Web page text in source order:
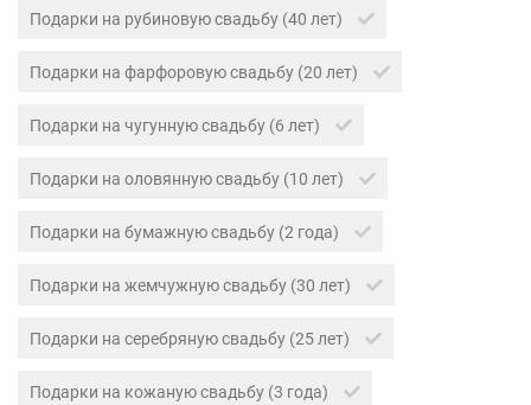
Подарки на рубиновую свадьбу (40 лет)
Подарки на фарфоровую свадьбу (20 лет)
Подарки на чугунную свадьбу (6 лет)
Подарки на оловянную свадьбу (10 лет)
Подарки на бумажную свадьбу (2 года)
Подарки на жемчужную свадьбу (30 лет)
Подарки на серебряную свадьбу (25 лет)
Подарки на кожаную свадьбу (3 года)